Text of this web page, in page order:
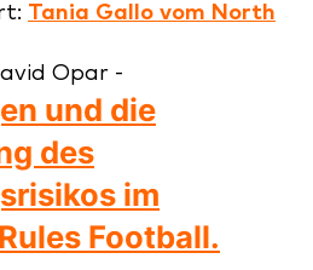
Tania Gallo vom North
Opar -
und die
des
im
Football.